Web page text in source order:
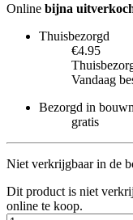
Online bijna
Thuisbezorgd
€4.95
Vandaag
Bezorgd in
gratis
Niet verkrijgbaar in de
Dit product is niet
online te koop.